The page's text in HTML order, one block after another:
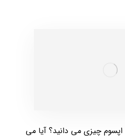
اپسوم چیزی می دانید؟ آیا می